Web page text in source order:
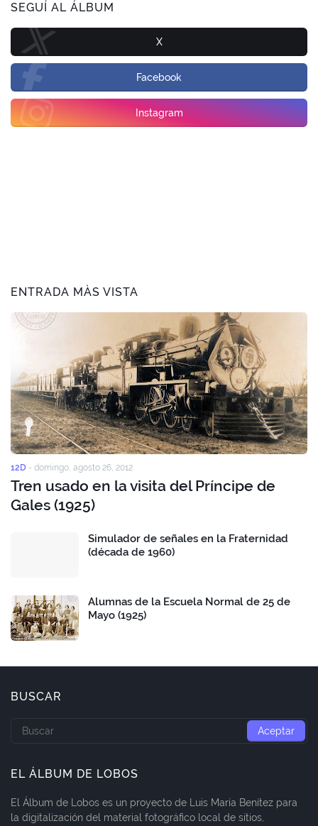
SEGUÍ AL ÁLBUM
X
Facebook
Instagram
ENTRADA MÀS VISTA
12D - domingo, agosto 26, 2012
Tren usado en la visita del Príncipe de
Gales (1925)
Simulador de señales en la Fraternidad
(década de 1960)
Alumnas de la Escuela Normal de 25 de
Mayo (1925)
BUSCAR
EL ÁLBUM DE LOBOS
El Álbum de Lobos es un proyecto de Luis María Benítez para
la digitalización del material fotográfico local de sitios,